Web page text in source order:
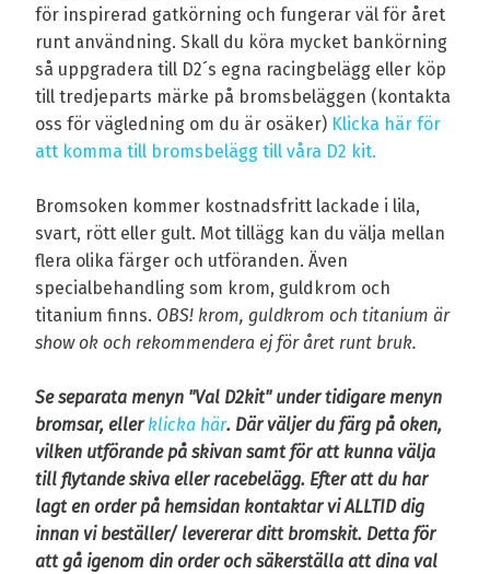
för inspirerad gatkörning och fungerar väl för året
runt användning. Skall du köra mycket bankörning
så uppgradera till D2´s egna racingbelägg eller köp
till tredjeparts märke på bromsbeläggen (kontakta
oss för vägledning om du är osäker) Klicka här för
att komma till bromsbelägg till våra D2 kit.
Bromsoken kommer kostnadsfritt lackade i lila,
svart, rött eller gult. Mot tillägg kan du välja mellan
flera olika färger och utföranden. Även
specialbehandling som krom, guldkrom och
titanium finns. OBS! krom, guldkrom och titanium är
show ok och rekommendera ej för året runt bruk.
Se separata menyn "Val D2kit" under tidigare menyn
bromsar, ellerklicka här. Där väljer du färg på oken,
vilken utförande på skivan samt för att kunna välja
till flytande skiva eller racebelägg. Efter att du har
lagt en order på hemsidan kontaktar vi ALLTID dig
innan vi beställer/ levererar ditt bromskit. Detta för
att gå igenom din order och säkerställa att dina val